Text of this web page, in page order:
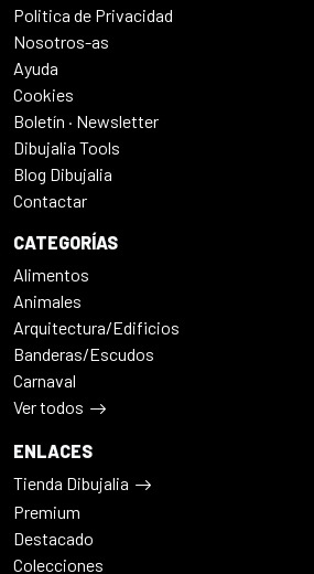
Politica de Privacidad
Nosotros-as
Ayuda
Cookies
Boletín · Newsletter
Dibujalia Tools
Blog Dibujalia
Contactar
CATEGORÍAS
Alimentos
Animales
Arquitectura/Edificios
Banderas/Escudos
Carnaval
Ver todos
ENLACES
Tienda Dibujalia
Premium
Destacado
Colecciones